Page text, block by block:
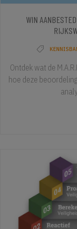
WIN
Ontdek wat de
hoe deze